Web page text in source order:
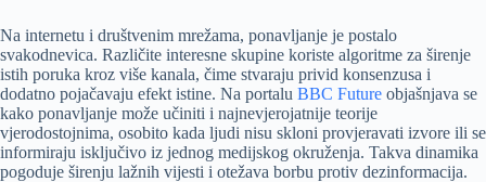
Na internetu i društvenim mrežama, ponavljanje je postalo
svakodnevica. Različite interesne skupine koriste algoritme za širenje
istih poruka kroz više kanala, čime stvaraju privid konsenzusa i
dodatno pojačavaju efekt istine. Na portalu BBC Future objašnjava se
kako ponavljanje može učiniti i najnevjerojatnije teorije
vjerodostojnima, osobito kada ljudi nisu skloni provjeravati izvore ili se
informiraju isključivo iz jednog medijskog okruženja. Takva dinamika
pogoduje širenju lažnih vijesti i otežava borbu protiv dezinformacija.